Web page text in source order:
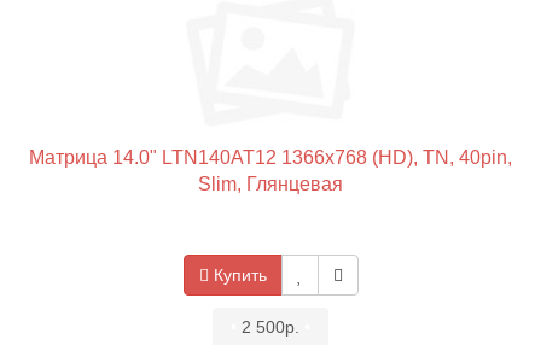
Матрица 14.0" LTN140AT12 1366x768 (HD), TN, 40pin,
Slim, Глянцевая
Купить
2 500р.